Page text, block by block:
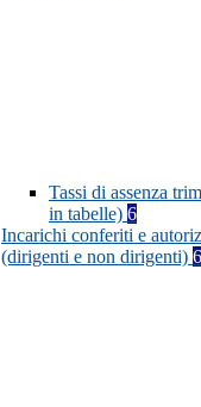
Tassi di assenza
in tabelle) 6
Incarichi conferiti e
(dirigenti e non dirigenti) 6